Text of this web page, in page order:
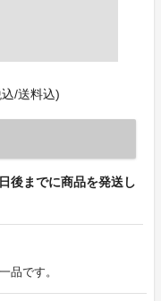
/送料込)
後までに商品を発送し
品です。